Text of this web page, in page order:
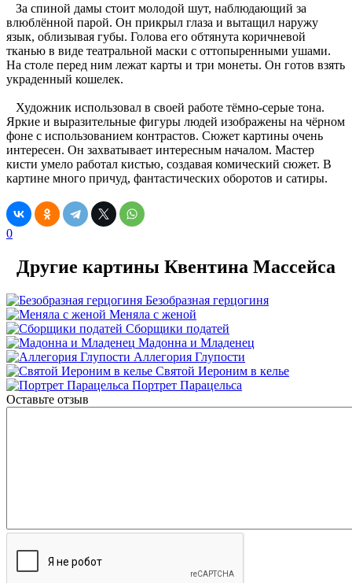
За спиной дамы стоит молодой шут, наблюдающий за
влюблённой парой. Он прикрыл глаза и вытащил наружу
язык, облизывая губы. Голова его обтянута коричневой
тканью в виде театральной маски с оттопыренными ушами.
На столе перед ним лежат карты и три монеты. Он готов взять
украденный кошелек.
Художник использовал в своей работе тёмно-серые тона.
Яркие и выразительные фигуры людей изображены на чёрном
фоне с использованием контрастов. Сюжет картины очень
интересен. Он захватывает интересным началом. Мастер
кисти умело работал кистью, создавая комический сюжет. В
картине много причуд, фантастических оборотов и сатиры.
0
Другие картины Квентина Массейса
Безобразная герцогиня
Меняла с женой
Сборщики податей
Мадонна и Младенец
Аллегория Глупости
Святой Иероним в келье
Портрет Парацельса
Оставьте отзыв